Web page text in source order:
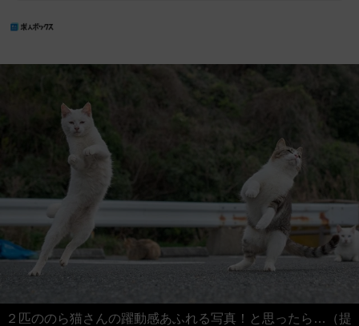
２匹ののら猫さんの躍動感あふれる写真！と思ったら…（提